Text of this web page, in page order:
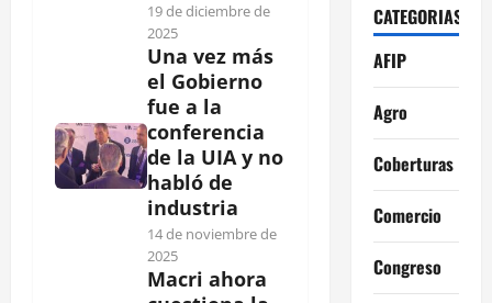
19 de diciembre de
2025
Una vez más
el Gobierno
fue a la
conferencia
de la UIA y no
habló de
industria
14 de noviembre de
2025
Macri ahora
CATEGORIAS
AFIP
Agro
Coberturas
Comercio
Congreso